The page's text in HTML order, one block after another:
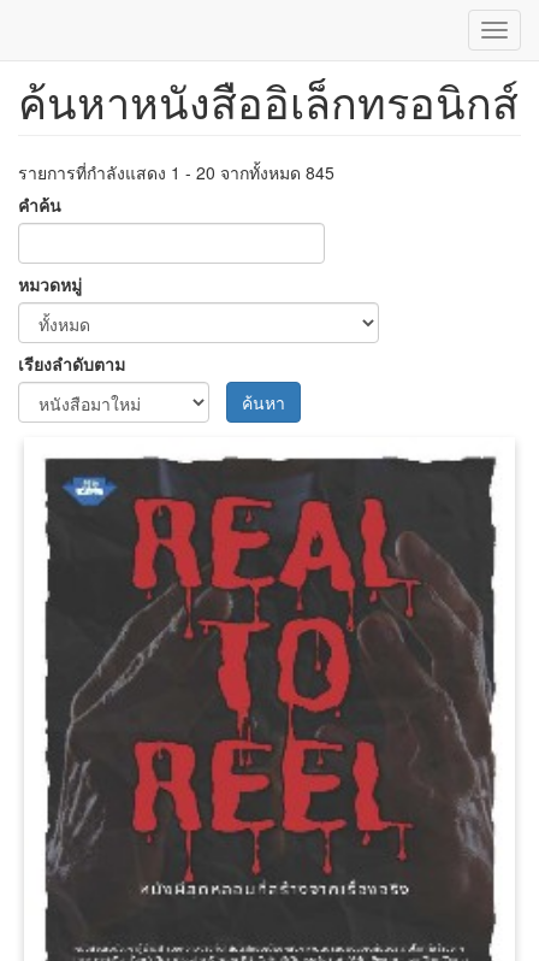
ข้าม
หลัก
ค้นหาหนังสืออิเล็กทรอนิกส์
รายการที่กำลังแสดง 1 - 20 จากทั้งหมด 845
คำค้น
หมวดหมู่
เรียงลำดับตาม
ค้นหา